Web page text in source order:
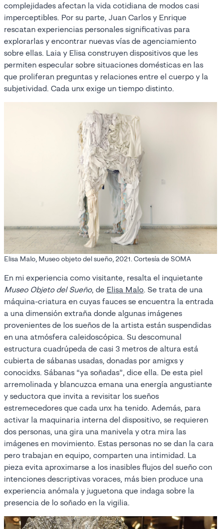
complejidades afectan la vida cotidiana de modos casi
imperceptibles. Por su parte, Juan Carlos y Enrique
rescatan experiencias personales significativas para
explorarlas y encontrar nuevas vías de agenciamiento
sobre ellas. Laia y Elisa construyen dispositivos que les
permiten especular sobre situaciones domésticas en las
que proliferan preguntas y relaciones entre el cuerpo y la
subjetividad. Cada unx exige un tiempo distinto.
Elisa Malo, Museo objeto del sueño, 2021. Cortesía de SOMA
En mi experiencia como visitante, resalta el inquietante
Museo Objeto del Sueño, de Elisa Malo. Se trata de una
máquina-criatura en cuyas fauces se encuentra la entrada
a una dimensión extraña donde algunas imágenes
provenientes de los sueños de la artista están suspendidas
en una atmósfera caleidoscópica. Su descomunal
estructura cuadrúpeda de casi 3 metros de altura está
cubierta de sábanas usadas, donadas por amigxs y
conocidxs. Sábanas “ya soñadas”, dice ella. De esta piel
arremolinada y blancuzca emana una energía angustiante
y seductora que invita a revisitar los sueños
estremecedores que cada unx ha tenido. Además, para
activar la maquinaria interna del dispositivo, se requieren
dos personas, una gira una manivela y otra mira las
imágenes en movimiento. Estas personas no se dan la cara
pero trabajan en equipo, comparten una intimidad. La
pieza evita aproximarse a los inasibles flujos del sueño con
intenciones descriptivas voraces, más bien produce una
experiencia anómala y juguetona que indaga sobre la
presencia de lo soñado en la vigilia.